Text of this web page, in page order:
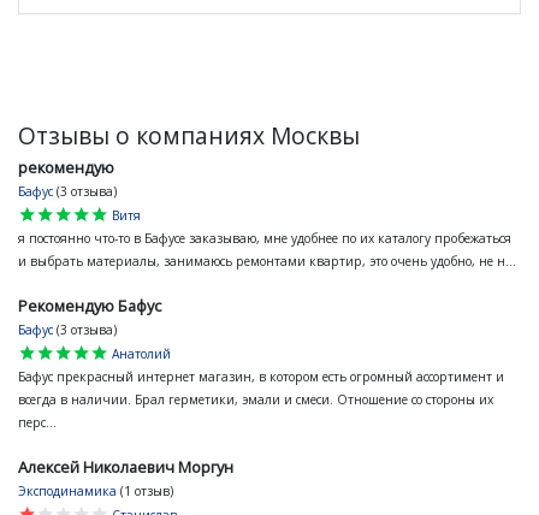
Отзывы о компаниях Москвы
рекомендую
Бафус (3 отзыва)
star
star
star
star
star
Витя
я постоянно что-то в Бафусе заказываю, мне удобнее по их каталогу пробежаться
и выбрать материалы, занимаюсь ремонтами квартир, это очень удобно, не н...
Рекомендую Бафус
Бафус (3 отзыва)
star
star
star
star
star
Анатолий
Бафус прекрасный интернет магазин, в котором есть огромный ассортимент и
всегда в наличии. Брал герметики, эмали и смеси. Отношение со стороны их
перс...
Алексей Николаевич Моргун
Эксподинамика (1 отзыв)